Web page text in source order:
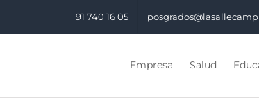
91 740 16 05
Empresa Salud